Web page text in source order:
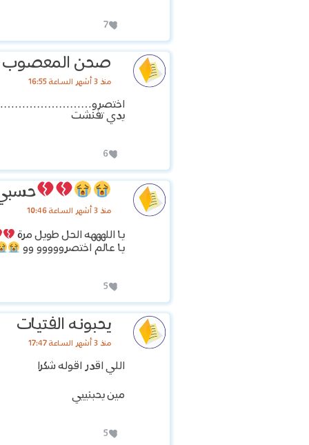
7
صحن المعصوب
منذ 3 أشهر الساعة 16:55
يدي تفنشت
6
حسبي
منذ 3 أشهر الساعة 10:46
يا اللهههه الحل طويل مرة
يا عالم اختصرووووو وو
5
يحبونه الفتيات
منذ 3 أشهر الساعة 17:47
اللي اقدر اقوله شكرا
مين يحبنييي
5